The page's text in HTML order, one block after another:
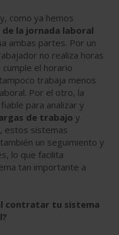
como ya hemos
la jornada laboral
a ambas partes. Por un
no realiza horas
el horario
trabaja menos
Por el otro, la
para analizar y
de trabajo y
estos sistemas
un seguimiento y
lo que facilita
tan importante a
contratar tu sistema